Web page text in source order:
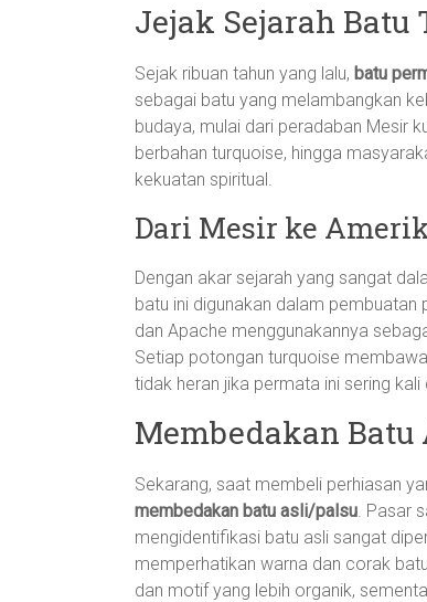
Jejak Sejarah Batu
Sejak ribuan tahun yang lalu, batu
sebagai batu yang melambangkan
budaya, mulai dari peradaban Mesir
berbahan turquoise, hingga
kekuatan spiritual.
Dari Mesir ke
Dengan akar sejarah yang sangat
batu ini digunakan dalam
dan Apache menggunakannya
Setiap potongan turquoise
tidak heran jika permata ini sering
Membedakan Batu
Sekarang, saat membeli perhiasan
membedakan batu asli/palsu. Pasar
mengidentifikasi batu asli sangat
memperhatikan warna dan corak
dan motif yang lebih organik,